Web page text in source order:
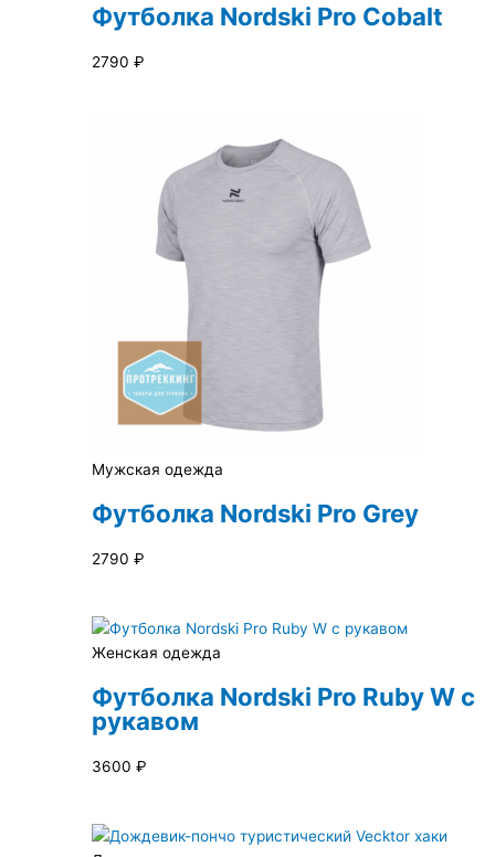
Футболка Nordski Pro Cobalt
2790 ₽
Мужская одежда
Футболка Nordski Pro Grey
2790 ₽
Женская одежда
Футболка Nordski Pro Ruby W с
рукавом
3600 ₽